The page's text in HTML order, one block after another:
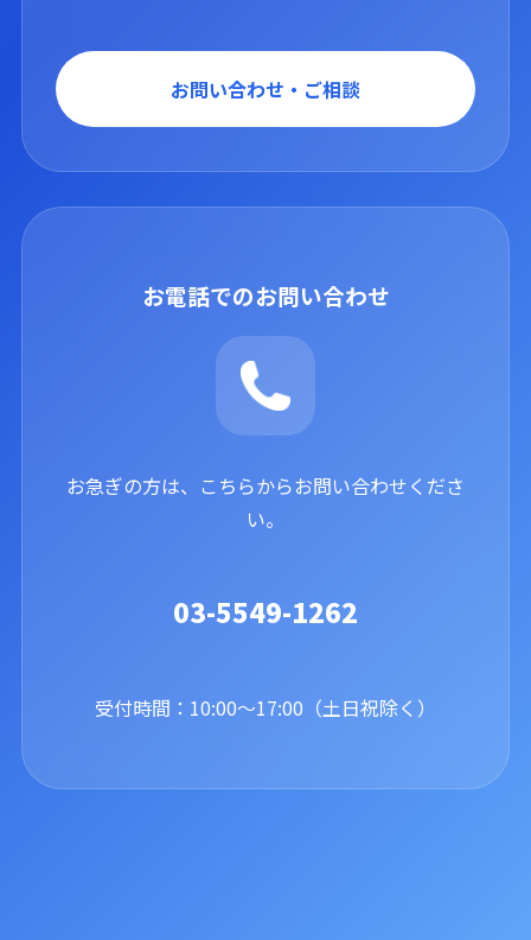
お問い合わせ・ご相談
お電話でのお問い合わせ
お急ぎの方は、こちらからお問い合わせくださ
い。
03-5549-1262
受付時間：10:00〜17:00（土日祝除く）